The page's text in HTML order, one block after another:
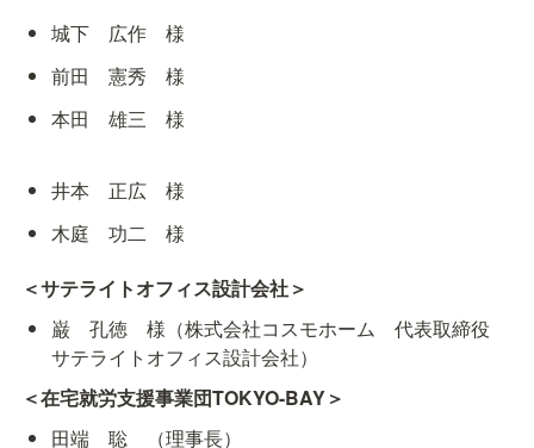
城下　広作　様
前田　憲秀　様
本田　雄三　様
井本　正広　様
木庭　功二　様
＜サテライトオフィス設計会社＞
巌　孔徳　様（株式会社コスモホーム　代表取締役
サテライトオフィス設計会社）
＜在宅就労支援事業団TOKYO-BAY＞
田端　聡　（理事長）